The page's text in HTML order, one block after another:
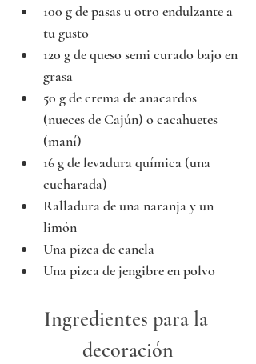
100 g de pasas u otro endulzante a
tu gusto
120 g de queso semi curado bajo en
grasa
50 g de crema de anacardos
(nueces de Cajún) o cacahuetes
(maní)
16 g de levadura química (una
cucharada)
Ralladura de una naranja y un
limón
Una pizca de canela
Una pizca de jengibre en polvo
Ingredientes para la
decoración